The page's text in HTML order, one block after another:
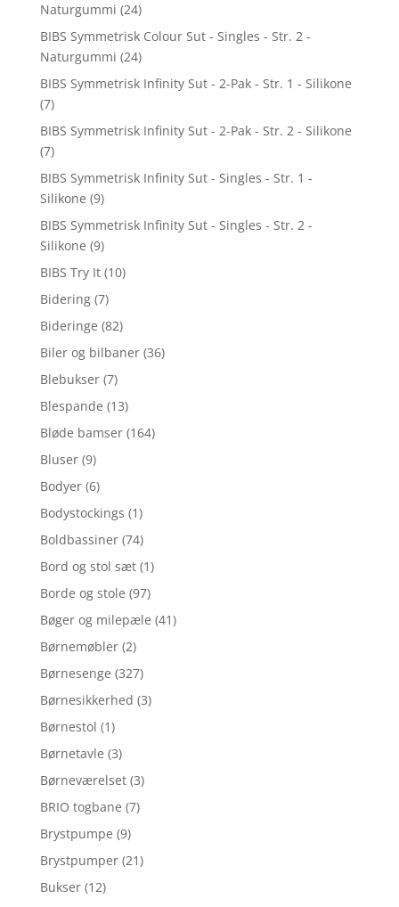
Naturgummi (24)
BIBS Symmetrisk Colour Sut - Singles - Str. 2 -
Naturgummi (24)
BIBS Symmetrisk Infinity Sut - 2-Pak - Str. 1 - Silikone
(7)
BIBS Symmetrisk Infinity Sut - 2-Pak - Str. 2 - Silikone
(7)
BIBS Symmetrisk Infinity Sut - Singles - Str. 1 -
Silikone (9)
BIBS Symmetrisk Infinity Sut - Singles - Str. 2 -
Silikone (9)
BIBS Try It (10)
Bidering (7)
Bideringe (82)
Biler og bilbaner (36)
Blebukser (7)
Blespande (13)
Bløde bamser (164)
Bluser (9)
Bodyer (6)
Bodystockings (1)
Boldbassiner (74)
Bord og stol sæt (1)
Borde og stole (97)
Bøger og milepæle (41)
Børnemøbler (2)
Børnesenge (327)
Børnesikkerhed (3)
Børnestol (1)
Børnetavle (3)
Børneværelset (3)
BRIO togbane (7)
Brystpumpe (9)
Brystpumper (21)
Bukser (12)